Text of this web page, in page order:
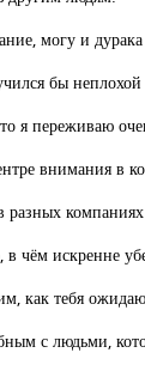
могу и дурака
бы неплохой
я переживаю
внимания в
в чём искренне
как тебя
с людьми,